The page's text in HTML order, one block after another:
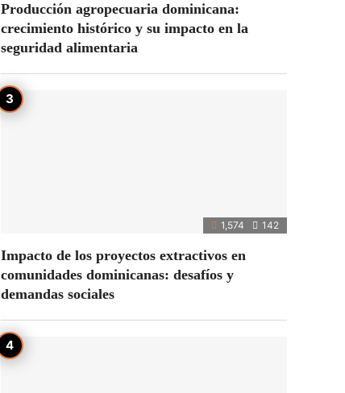
Producción agropecuaria dominicana:
crecimiento histórico y su impacto en la
seguridad alimentaria
1,574 142
Impacto de los proyectos extractivos en
comunidades dominicanas: desafíos y
demandas sociales